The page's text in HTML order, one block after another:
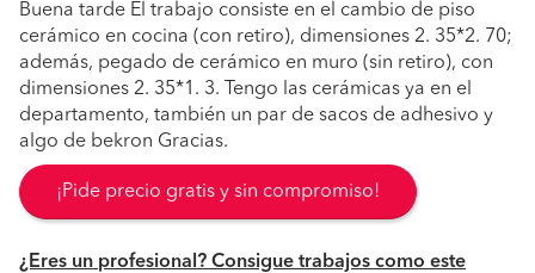
Buena tarde El trabajo consiste en el cambio de piso
cerámico en cocina (con retiro), dimensiones 2. 35*2. 70;
además, pegado de cerámico en muro (sin retiro), con
dimensiones 2. 35*1. 3. Tengo las cerámicas ya en el
departamento, también un par de sacos de adhesivo y
algo de bekron Gracias.
¡Pide precio gratis y sin compromiso!
¿Eres un profesional? Consigue trabajos como este